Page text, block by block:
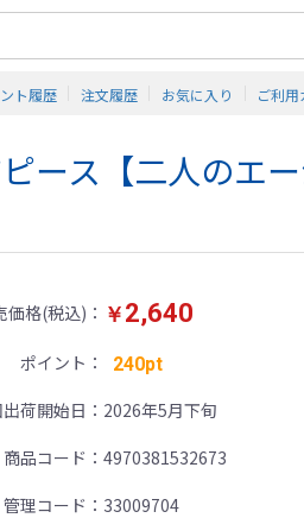
ト履歴 注文履歴 お気に入り ご利用
ース【二人のエ
価格(税込) ￥2,640
ポイント 240pt
荷開始日
2026年5月下旬
商品コード
4970381532673
管理コード
33009704